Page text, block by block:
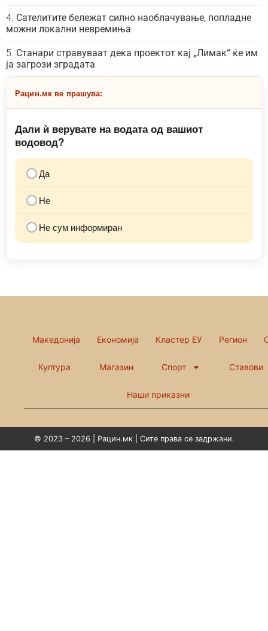
Сателитите бележат силно наоблачување, попладне
можни локални невремиња
Станари стравуваат дека проектот кај „Лимак“ ќе им
ја загрози зградата
Рацин.мк ве прашува:
Дали ѝ верувате на водата од вашиот
водовод?
Да
Не
Не сум информиран
Македонија Економија Кластер ЕУ Регион
Култура Магазин Спорт Ставови
Наши приказни
© 2023 – 2026 | Рацин.мк | Сите права се задржани.